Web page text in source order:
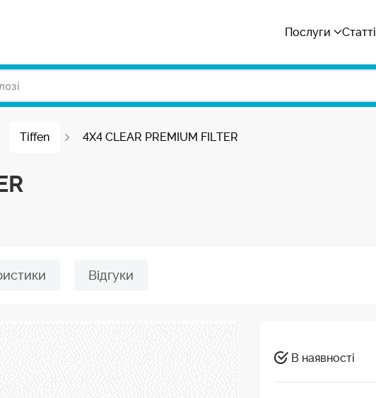
Послуги Статті
Tiffen 4X4 CLEAR PREMIUM FILTER
Відгуки
В наявності